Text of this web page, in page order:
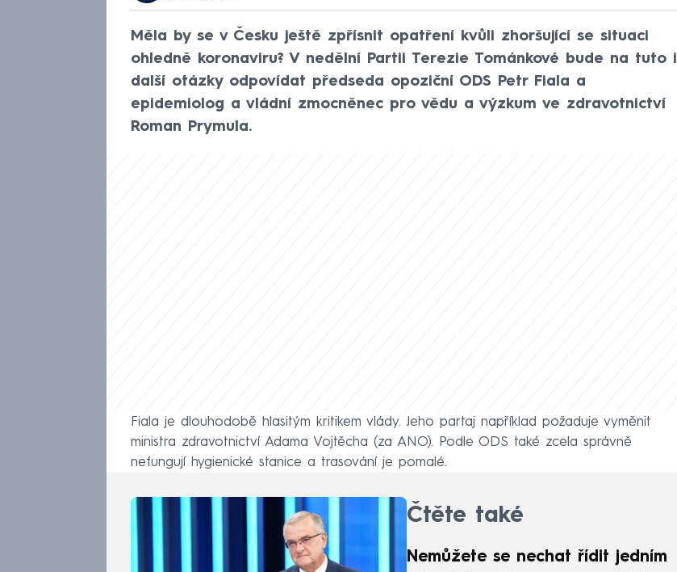
Měla by se v Česku ještě zpřísnit opatření kvůli zhoršující se situaci
ohledně koronaviru? V nedělní Partii Terezie Tománkové bude na tuto i
další otázky odpovídat předseda opoziční ODS Petr Fiala a
epidemiolog a vládní zmocněnec pro vědu a výzkum ve zdravotnictví
Roman Prymula.
Fiala je dlouhodobě hlasitým kritikem vlády. Jeho partaj například požaduje vyměnit
ministra zdravotnictví Adama Vojtěcha (za ANO). Podle ODS také zcela správně
nefungují hygienické stanice a trasování je pomalé.
Čtěte také
Nemůžete se nechat řídit jedním